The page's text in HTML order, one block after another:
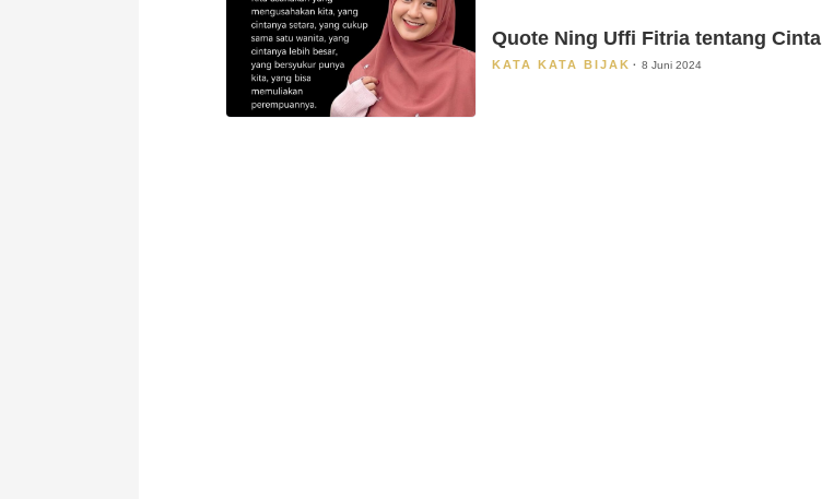
Quote Ning Uffi Fitria tentang Cinta
KATA KATA BIJAK 8 Juni 2024